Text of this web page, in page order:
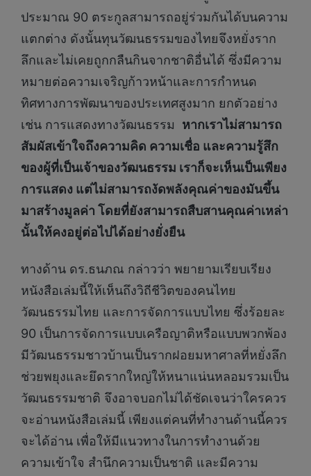
ประมาณ 90 ตระกูลสามารถอยู่ร่วมกันได้บนความ
แตกต่าง ดังนั้นทุนวัฒนธรรมของไทยจึงหยั่งราก
ลึกและไม่เคยถูกกลืนกินจากชาติอื่นได้ ซึ่งมีความ
หมายต่อความเจริญก้าวหน้าและการกำหนด
ทิศทางการพัฒนาของประเทศสูงมาก ยกตัวอย่าง
เช่น การแสดงทางวัฒนธรรม หากเราไม่สามารถ
สัมผัสเข้าใจถึงความคิด ความเชื่อ และความรู้สึก
ของผู้ที่เป็นเจ้าของวัฒนธรรม เราก็จะเห็นเป็นเพียง
การแสดง แต่ไม่สามารถงัดพลังคุณค่าของมันขึ้น
มาสร้างมูลค่า โดยที่ยังสามารถสืบสานคุณค่าเหล่า
นั้นให้คงอยู่ต่อไปได้อย่างยั่งยืน
ทางด้าน ดร.ธนภณ กล่าวว่า พยายามเรียบเรียง
หนังสือเล่มนี้ให้เห็นถึงวิถีชีวิตของคนไทย
วัฒนธรรมไทย และการจัดการแบบไทย ซึ่งร้อยละ
90 เป็นการจัดการแบบเครือญาติหรือแบบพวกพ้อง
มีวัฒนธรรมชาวบ้านเป็นรากฝอยมหาศาลที่หยั่งลึก
ช่วยพยุงและยึดรากใหญ่ให้หนาแน่นหลอมรวมเป็น
วัฒนธรรมชาติ จึงอาจบอกไม่ได้ชัดเจนว่าใครควร
จะอ่านหนังสือเล่มนี้ เพียงแต่คนที่ทำงานด้านนี้ควร
จะได้อ่าน เพื่อให้มีแนวทางในการทำงานด้วย
ความเข้าใจ สำนึกความเป็นชาติ และมีความ